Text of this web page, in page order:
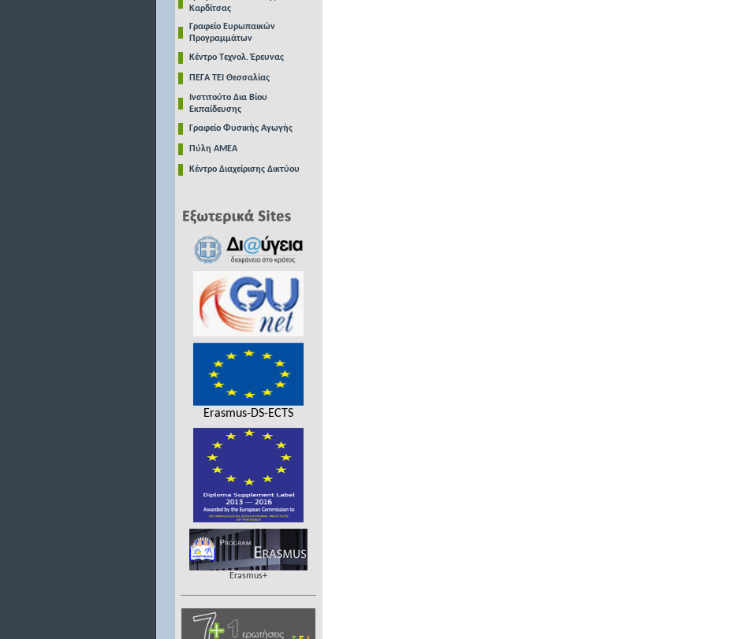
Καρδίτσας
Γραφείο Ευρωπαικών
Προγραμμάτων
Κέντρο Τεχνολ. Έρευνας
ΠΕΓΑ ΤΕΙ Θεσσαλίας
Ινστιτούτο Δια Βίου
Εκπαίδευσης
Γραφείο Φυσικής Αγωγής
Πύλη ΑΜΕΑ
Κέντρο Διαχείρισης Δικτύου
Erasmus-DS-ECTS
Erasmus+